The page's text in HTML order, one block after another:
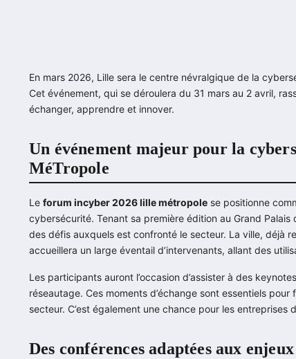
En mars 2026, Lille sera le centre névralgique de la
Cet événement, qui se déroulera du 31 mars au 2 avril,
échanger, apprendre et innover.
Un événement majeur pour la
MéTropole
Le forum incyber 2026 lille métropole se positionne
cybersécurité. Tenant sa première édition au Grand
des défis auxquels est confronté le secteur. La ville, déjà
accueillera un large éventail d’intervenants, allant des
Les participants auront l’occasion d’assister à des
réseautage. Ces moments d’échange sont essentiels
secteur. C’est également une chance pour les
Des conférences adaptées aux